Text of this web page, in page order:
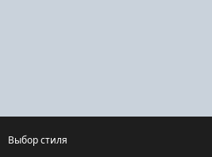
Выбор стиля